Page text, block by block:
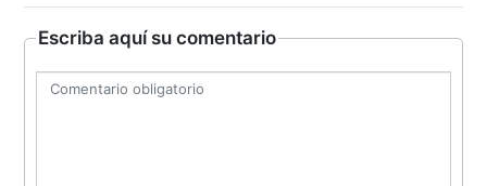
Escriba aquí su comentario